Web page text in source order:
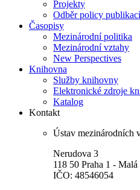
Projekty
Odběr policy publikací
Časopisy
Mezinárodní politika
Mezinárodní vztahy
New Perspectives
Knihovna
Služby knihovny
Elektronické zdroje
Katalog
Kontakt
Ústav mezinárodních
Nerudova 3
118 50 Praha 1 - Malá
IČO: 48546054